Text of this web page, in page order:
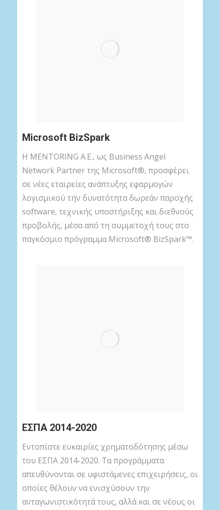
Microsoft BizSpark
Η MENTORING A.E., ως Business Angel
Network Partner της Microsoft®, προσφέρει
σε νέες εταιρείες ανάπτυξης εφαρμογών
λογισμικού την δυνατότητα δωρεάν παροχής
software, τεχνικής υποστήριξης και διεθνούς
προβολής, μέσα από τη συμμετοχή τους στο
παγκόσμιο πρόγραμμα Microsoft® BizSpark™.
ΕΣΠΑ 2014-2020
Εντοπίστε ευκαιρίες χρηματοδότησης μέσω
του ΕΣΠΑ 2014-2020. Τα προγράμματα
απευθύνονται σε υφιστάμενες επιχειρήσεις, οι
οποίες θέλουν να ενισχύσουν την
ανταγωνιστικότητά τους, αλλά και σε νέους οι